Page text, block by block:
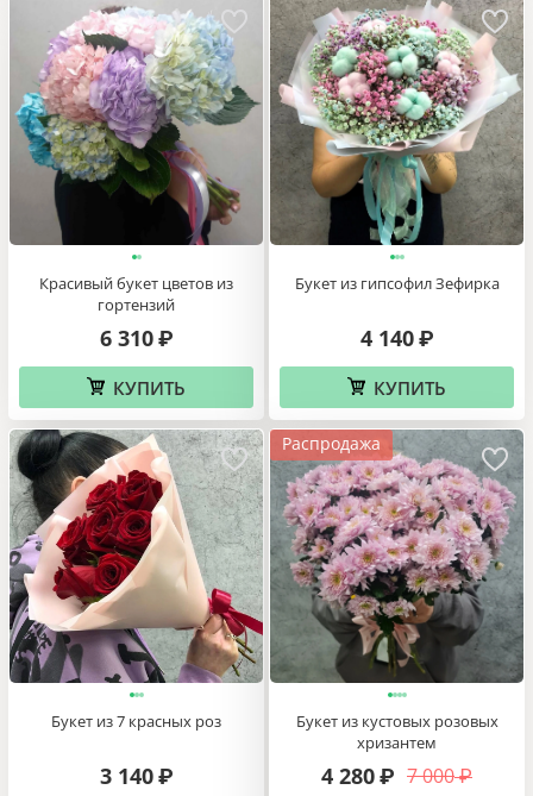
Красивый букет цветов из
гортензий
6 310 ₽
КУПИТЬ
Букет из гипсофил Зефирка
4 140 ₽
КУПИТЬ
Букет из 7 красных роз
3 140 ₽
Распродажа
Букет из кустовых розовых
хризантем
7 000 ₽
4 280₽